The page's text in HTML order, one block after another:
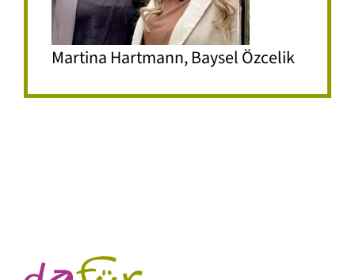
Martina Hartmann, Baysel Özcelik